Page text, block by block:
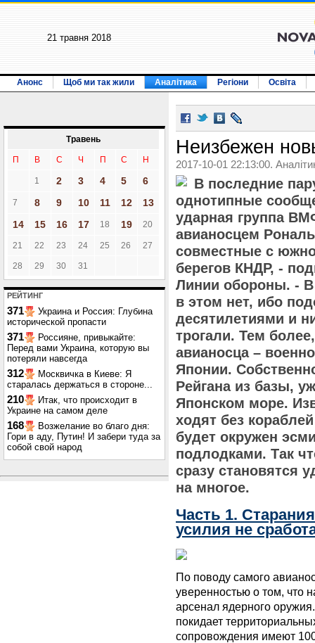
21 травня 2018
Анонс Щоб ми так жили Аналітика Регіони Освіта
Травень
П В С Ч П С Н
1 2 3 4 5 6
7 8 9 10 11 12
13
14
15 16 17 18 19 20
21 22 23 24 25 26 27
28 29 30 31
РЕЙТИНГ
371
Украина и Россия: Глубина
исторической пропасти
371
Россияне, привыкайте:
Перед вами Украина, которую вы
потеряли навсегда
312
Москвичка в Киеве: Я
старалась держаться в стороне...
210
Итак, что происходит в
Украине на самом деле
168
Возжелание во благо дня:
Гори в аду, Путин! И забери туда за
собой свой народ
Неизбежен
2017-10-01 22:13:00.
В последние
однотипные
ударная группа
авианосцем
совместные с
берегов КНДР, -
Линии обороны. -
в этом нет, ибо
десятилетиями и
трогали. Тем
авианосца –
Японии.
Рейгана из базы,
Японском море.
ходят без
будет окружен
подлодками. Так
сразу становятся
на многое.
Часть 1.
усилия не
По поводу самого
уверенностью о том, что
арсенал ядерного
покидает
сопровождения имеют